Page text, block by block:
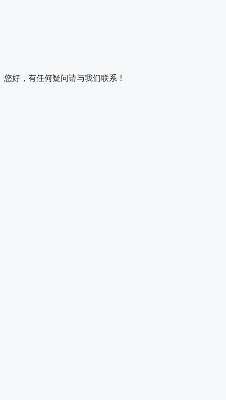
您好，有任何疑问请与我们联系！